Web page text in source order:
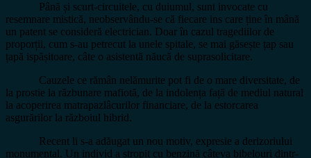
Până și scurt-circuitele, cu duiumul, sunt invocate cu
resemnare mistică, neobservându-se că fiecare ins care ține în mână
un patent se consideră electrician. Doar în cazul tragediilor de
proporții, cum s-au petrecut la unele spitale, se mai găsește țap sau
țapă ispășitoare, câte o asistentă năucă de suprasolicitare.
Cauzele ce rămân nelămurite pot fi de o mare diversitate, de
la prostie la răzbunare mafiotă, de la indolența față de mediul natural
la acoperirea matrapazlâcurilor financiare, de la estorcarea
asgurărilor la războiul hibrid.
Recent li s-a adăugat un nou motiv, expresie a derizoriului
monumental. Un individ a stropit cu benzină câteva bibelouri dintr-